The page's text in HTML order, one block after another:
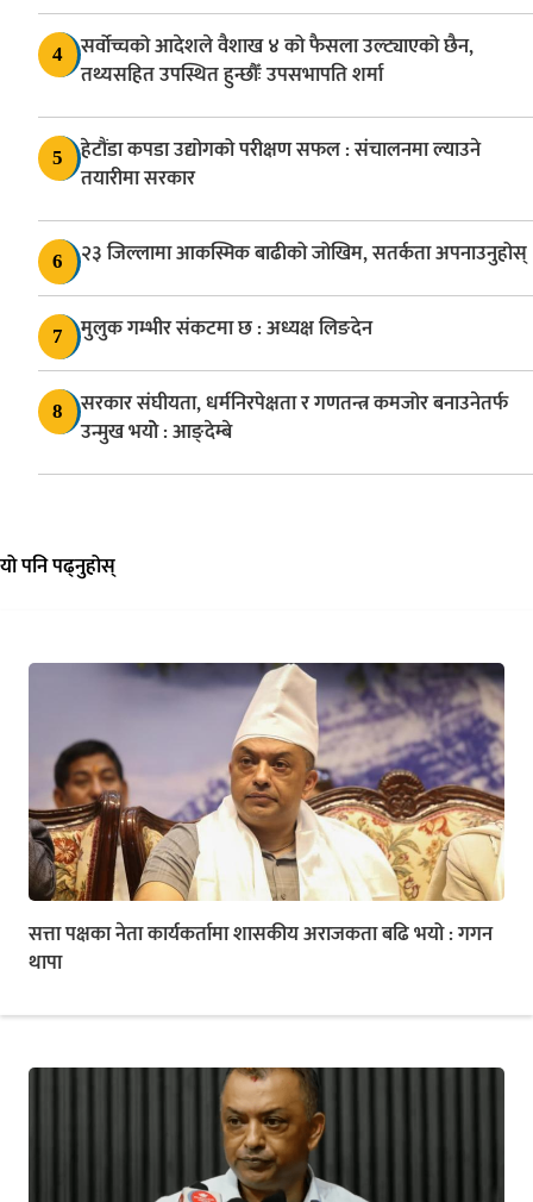
4
सर्वोच्चको आदेशले वैशाख ४ को फैसला उल्ट्याएको छैन,
तथ्यसहित उपस्थित हुन्छौँः उपसभापति शर्मा
5
हेटौंडा कपडा उद्योगको परीक्षण सफल : संचालनमा ल्याउने
तयारीमा सरकार
6 २३ जिल्लामा आकस्मिक बाढीको जोखिम, सतर्कता अपनाउनुहोस्
7 मुलुक गम्भीर संकटमा छ : अध्यक्ष लिङदेन
8
सरकार संघीयता, धर्मनिरपेक्षता र गणतन्त्र कमजोर बनाउनेतर्फ
उन्मुख भयोे : आङ्देम्बे
यो पनि पढ्नुहोस्
सत्ता पक्षका नेता कार्यकर्तामा शासकीय अराजकता बढि भयो : गगन
थापा